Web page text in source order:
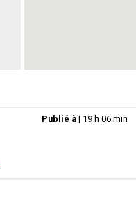
Publié à | 19 h 06 min